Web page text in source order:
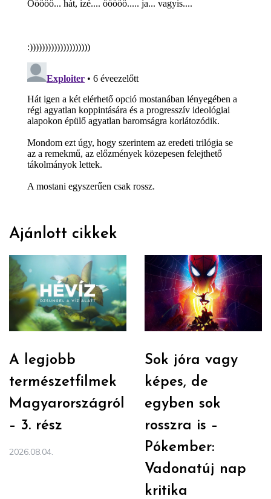
Ajánlott cikkek
A legjobb
természetfilmek
Magyarországról
– 3. rész
2026.08.04.
Sok jóra vagy
képes, de
egyben sok
rosszra is –
Pókember:
Vadonatúj nap
kritika